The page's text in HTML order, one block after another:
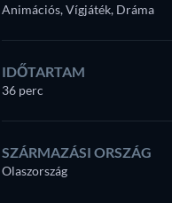
Animációs, Vígjáték, Dráma
IDŐTARTAM
36 perc
SZÁRMAZÁSI ORSZÁG
Olaszország